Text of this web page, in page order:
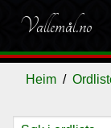
Vallemål.no
Heim